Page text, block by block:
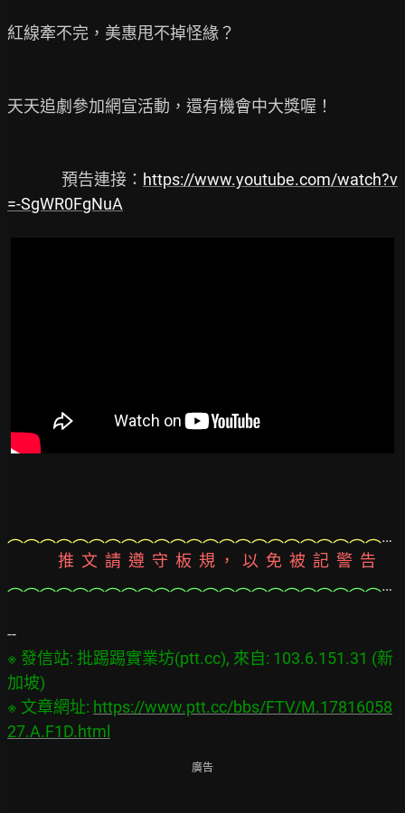
紅線牽不完，美惠甩不掉怪緣？
天天追劇參加網宣活動，還有機會中大獎喔！
               預告連接：
https://www.youtube.com/watch?v
=-SgWR0FgNuA
︵︵︵︵︵︵︵︵︵︵︵︵︵︵︵︵︵︵︵︵︵︵︵︵︵︵︵︵︵︵︵︵︵︵︵︵︵︵︵
              推  文  請  遵  守  板  規 ，  以  免  被  記  警  告
︵︵︵︵︵︵︵︵︵︵︵︵︵︵︵︵︵︵︵︵︵︵︵︵︵︵︵︵︵︵︵︵︵︵︵︵︵︵︵
※ 發信站: 批踢踢實業坊(ptt.cc), 來自: 103.6.151.31 (新
加坡)
※ 文章網址: https://www.ptt.cc/bbs/FTV/M.17816058
27.A.F1D.html
廣告